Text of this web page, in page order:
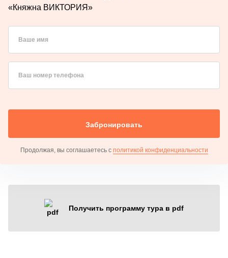
«Княжна ВИКТОРИЯ»
Ваше имя
Ваш номер телефона
Забронировать
Продолжая, вы соглашаетесь с политикой конфиденциальности
Получить программу тура в pdf